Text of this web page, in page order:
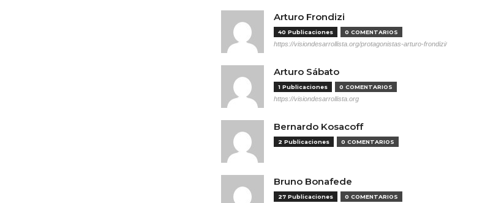
Arturo Frondizi
40 Publicaciones 0 COMENTARIOS
https://visiondesarrollista.org/protagonistas-arturo-frondizi/
Arturo Sábato
1 Publicaciones 0 COMENTARIOS
https://visiondesarrollista.org
Bernardo Kosacoff
2 Publicaciones 0 COMENTARIOS
Bruno Bonafede
27 Publicaciones 0 COMENTARIOS